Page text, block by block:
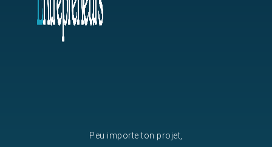
Peu importe ton projet,